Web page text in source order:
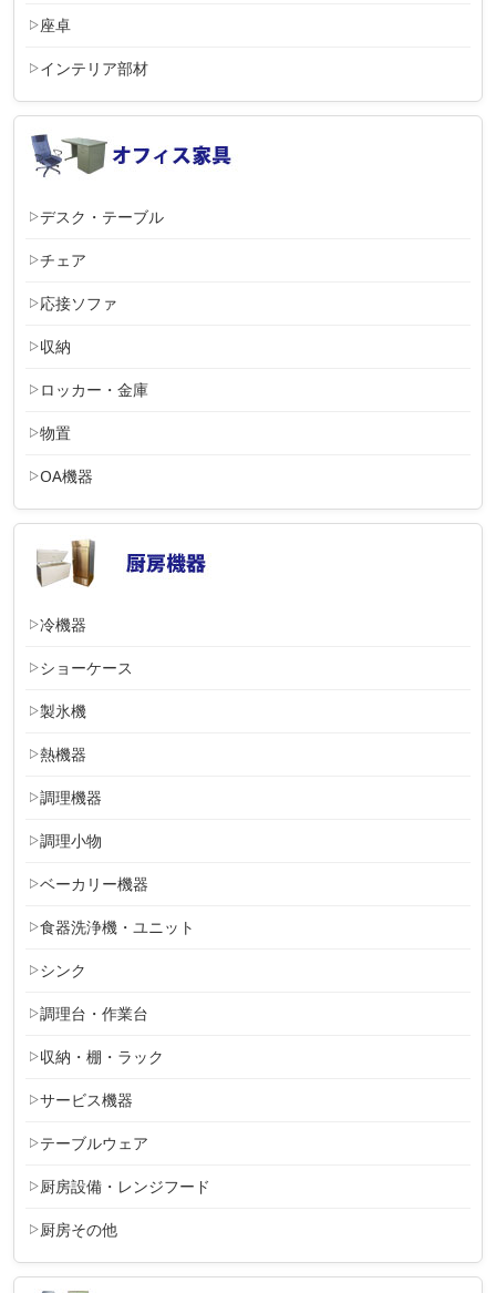
座卓
インテリア部材
デスク・テーブル
チェア
応接ソファ
収納
ロッカー・金庫
物置
OA機器
冷機器
ショーケース
製氷機
熱機器
調理機器
調理小物
ベーカリー機器
食器洗浄機・ユニット
シンク
調理台・作業台
収納・棚・ラック
サービス機器
テーブルウェア
厨房設備・レンジフード
厨房その他